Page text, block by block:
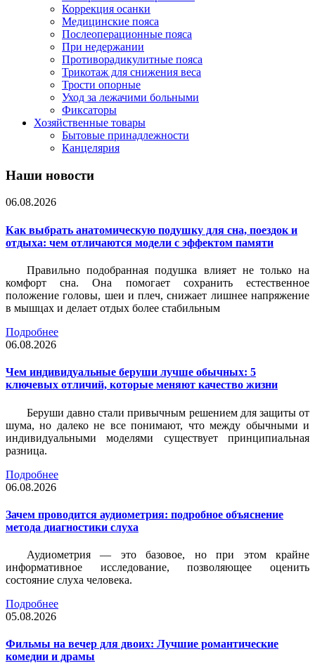
Коррекция осанки
Медицинские пояса
Послеоперационные пояса
При недержании
Противорадикулитные пояса
Трикотаж для снижения веса
Трости опорные
Уход за лежачими больными
Фиксаторы
Хозяйственные товары
Бытовые принадлежности
Канцелярия
Наши новости
06.08.2026
Как выбрать анатомическую подушку для сна, поездок и
отдыха: чем отличаются модели с эффектом памяти
Правильно подобранная подушка влияет не только на
комфорт сна. Она помогает сохранить естественное
положение головы, шеи и плеч, снижает лишнее напряжение
в мышцах и делает отдых более стабильным
Подробнее
06.08.2026
Чем индивидуальные беруши лучше обычных: 5
ключевых отличий, которые меняют качество жизни
Беруши давно стали привычным решением для защиты от
шума, но далеко не все понимают, что между обычными и
индивидуальными моделями существует принципиальная
разница.
Подробнее
06.08.2026
Зачем проводится аудиометрия: подробное объяснение
метода диагностики слуха
Аудиометрия — это базовое, но при этом крайне
информативное исследование, позволяющее оценить
состояние слуха человека.
Подробнее
05.08.2026
Фильмы на вечер для двоих: Лучшие романтические
комедии и драмы